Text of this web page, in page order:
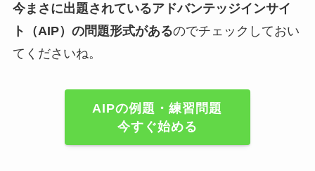
今まさに出題されているアドバンテッジインサイ
ト（AIP）の問題形式があるのでチェックしておい
てくださいね。
AIPの例題・練習問題
今すぐ始める